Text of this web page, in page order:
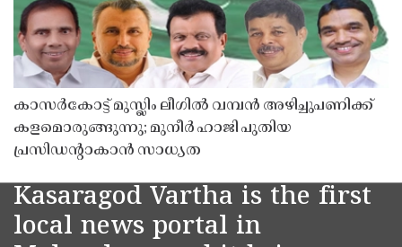
കാസർകോട്ട് മുസ്ലിം ലീഗിൽ വമ്പൻ അഴിച്ചുപണിക്ക്
കളമൊരുങ്ങുന്നു; മുനീർ ഹാജി പുതിയ
പ്രസിഡൻ്റാകാൻ സാധ്യത
Kasaragod Vartha is the first
local news portal in